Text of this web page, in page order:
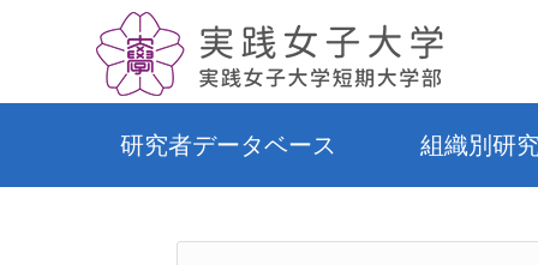
研究者データベース 組織別研